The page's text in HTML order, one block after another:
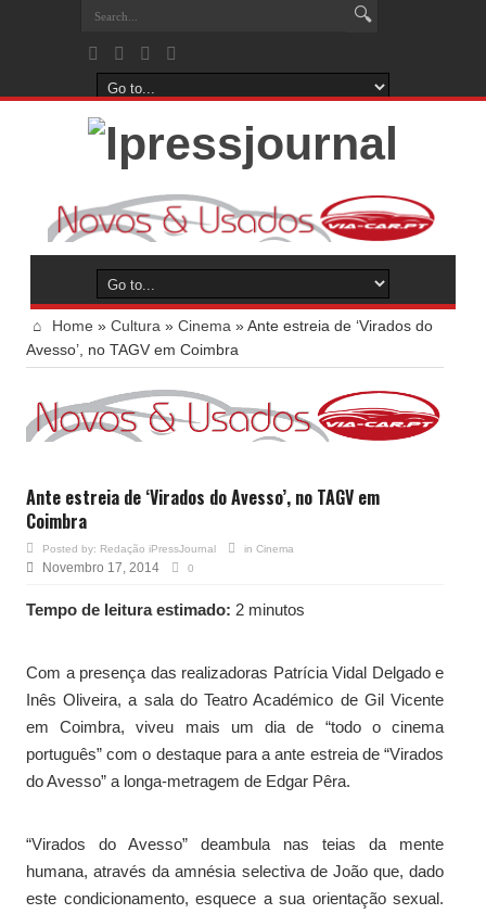
Home » Cultura » Cinema »Ante estreia de ‘Virados do
Avesso’, no TAGV em Coimbra
Ante estreia de ‘Virados do Avesso’, no TAGV em
Coimbra
Posted by: Redação iPressJournal in Cinema
Novembro 17, 2014 0
Tempo de leitura estimado: 2 minutos
Com a presença das realizadoras Patrícia Vidal Delgado e
Inês Oliveira, a sala do Teatro Académico de Gil Vicente
em Coimbra, viveu mais um dia de “todo o cinema
português” com o destaque para a ante estreia de “Virados
do Avesso” a longa-metragem de Edgar Pêra.
“Virados do Avesso” deambula nas teias da mente
humana, através da amnésia selectiva de João que, dado
este condicionamento, esquece a sua orientação sexual.